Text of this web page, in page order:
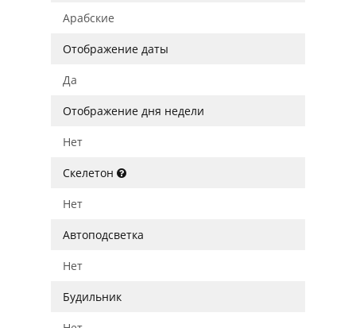
Арабские
Отображение даты
Да
Отображение дня недели
Нет
Скелетон
Нет
Автоподсветка
Нет
Будильник